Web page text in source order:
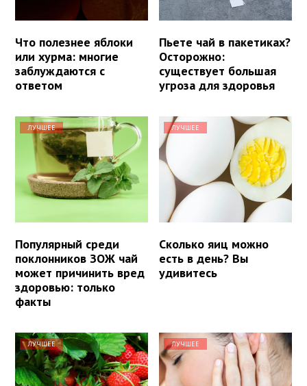
Что полезнее яблоки
или хурма: многие
заблуждаются с
ответом
Пьете чай в пакетиках?
Осторожно:
существует большая
угроза для здоровья
ЛУЧШЕЕ
Популярный среди
поклонников ЗОЖ чай
может причинить вред
здоровью: только
факты
ЛУЧШЕЕ
Сколько яиц можно
есть в день? Вы
удивитесь
ЛУЧШЕЕ ЛУЧШЕЕ